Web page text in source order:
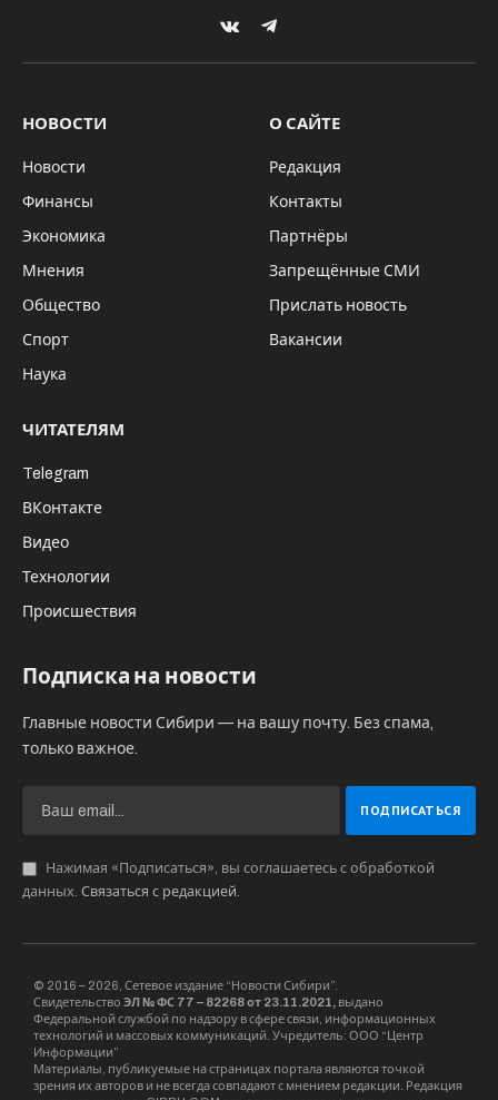
В Новосибирской начала работу
специализированная региональная
реабилитацию ветеранов специальной
военной операции. Данный проект
реализуется на базе шести профильных
учреждений.
инициативы является социально-медицинское
двухнедельного стационарного лечения.
развития Новосибирской области, Владимир
значимости данного формата. На текущий
момент выдано 1408 сертификатов,
реабилитации, из которых 288 уже
воспользовались данной возможностью.
Процедуры реабилитации проводятся в
санаториях «Парус-Резорт», «Рассвет»,